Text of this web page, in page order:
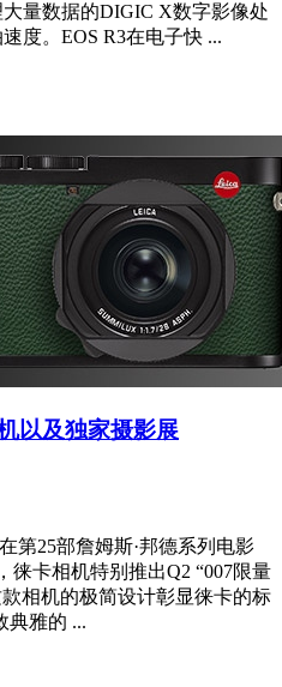
量数据的DIGIC X数字影像处
度。EOS R3在电子快 ...
以及独家摄影展
第25部詹姆斯·邦德系列电影
徕卡相机特别推出Q2 “007限量
相机的极简设计彰显徕卡的标
典雅的 ...